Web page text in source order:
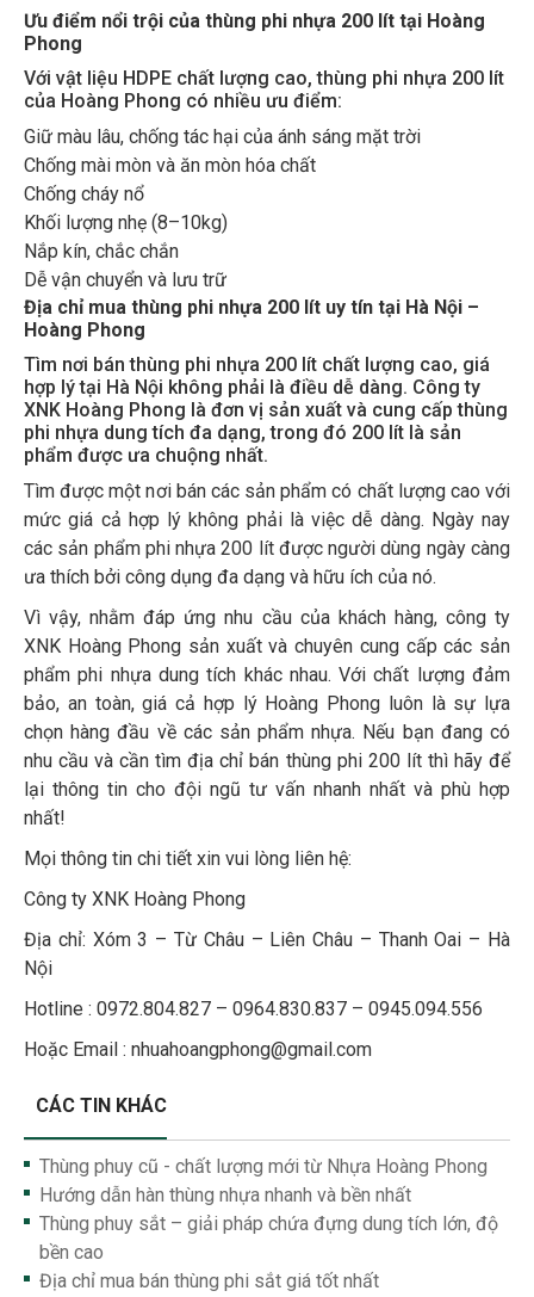
Ưu điểm nổi trội của thùng phi nhựa 200 lít tại Hoàng
Phong
Với vật liệu HDPE chất lượng cao, thùng phi nhựa 200 lít
của Hoàng Phong có nhiều ưu điểm:
Giữ màu lâu, chống tác hại của ánh sáng mặt trời
Chống mài mòn và ăn mòn hóa chất
Chống cháy nổ
Khối lượng nhẹ (8–10kg)
Nắp kín, chắc chắn
Dễ vận chuyển và lưu trữ
Địa chỉ mua thùng phi nhựa 200 lít uy tín tại Hà Nội –
Hoàng Phong
Tìm nơi bán thùng phi nhựa 200 lít chất lượng cao, giá
hợp lý tại Hà Nội không phải là điều dễ dàng. Công ty
XNK Hoàng Phong là đơn vị sản xuất và cung cấp thùng
phi nhựa dung tích đa dạng, trong đó 200 lít là sản
phẩm được ưa chuộng nhất.
Tìm được một nơi bán các sản phẩm có chất lượng cao với
mức giá cả hợp lý không phải là việc dễ dàng. Ngày nay
các sản phẩm phi nhựa 200 lít được người dùng ngày càng
ưa thích bởi công dụng đa dạng và hữu ích của nó.
Vì vậy, nhằm đáp ứng nhu cầu của khách hàng, công ty
XNK Hoàng Phong sản xuất và chuyên cung cấp các sản
phẩm phi nhựa dung tích khác nhau. Với chất lượng đảm
bảo, an toàn, giá cả hợp lý Hoàng Phong luôn là sự lựa
chọn hàng đầu về các sản phẩm nhựa. Nếu bạn đang có
nhu cầu và cần tìm địa chỉ bán thùng phi 200 lít thì hãy để
lại thông tin cho đội ngũ tư vấn nhanh nhất và phù hợp
nhất!
Mọi thông tin chi tiết xin vui lòng liên hệ:
Công ty XNK Hoàng Phong
Địa chỉ: Xóm 3 – Từ Châu – Liên Châu – Thanh Oai – Hà
Nội
Hotline : 0972.804.827 – 0964.830.837 – 0945.094.556
Hoặc Email : nhuahoangphong@gmail.com
CÁC TIN KHÁC
Thùng phuy cũ - chất lượng mới từ Nhựa Hoàng Phong
Hướng dẫn hàn thùng nhựa nhanh và bền nhất
Thùng phuy sắt – giải pháp chứa đựng dung tích lớn, độ
bền cao
Địa chỉ mua bán thùng phi sắt giá tốt nhất